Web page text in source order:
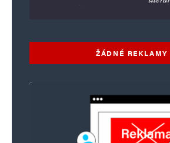
ŽÁDNÉ REKLAMY